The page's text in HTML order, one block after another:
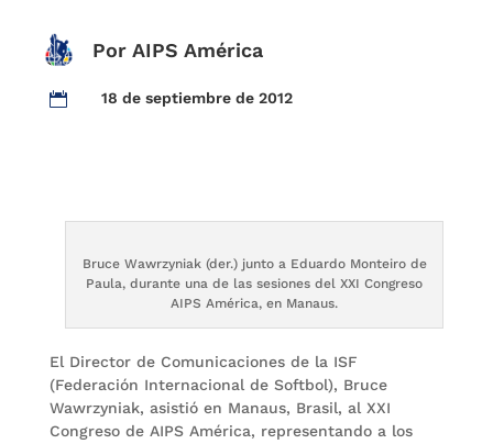
Por AIPS América
 18 de septiembre de 2012
Bruce Wawrzyniak (der.) junto a Eduardo Monteiro de
Paula, durante una de las sesiones del XXI Congreso
AIPS América, en Manaus.
El Director de Comunicaciones de la ISF
(Federación Internacional de Softbol), Bruce
Wawrzyniak, asistió en Manaus, Brasil, al XXI
Congreso de AIPS América, representando a los